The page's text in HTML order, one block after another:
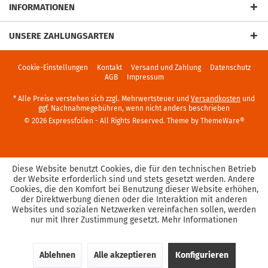
INFORMATIONEN
UNSERE ZAHLUNGSARTEN
Cookie-Einstellungen Kontakt Versand und Zahlung
Datenschutz
AGB
Impressum
* Alle Preise verstehen sich zzgl. Mehrwertsteuer und Versandkosten und
ggf. Nachnahmegebühren, wenn nicht anders beschrieben
© 2026 Expressfolien - All Rights Reserved. Theme by ThemeWare®
Diese Website benutzt Cookies, die für den technischen Betrieb
der Website erforderlich sind und stets gesetzt werden. Andere
Cookies, die den Komfort bei Benutzung dieser Website erhöhen,
der Direktwerbung dienen oder die Interaktion mit anderen
Websites und sozialen Netzwerken vereinfachen sollen, werden
nur mit Ihrer Zustimmung gesetzt. Mehr Informationen
Ablehnen Alle akzeptieren Konfigurieren